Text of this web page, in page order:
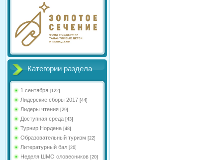
Категории раздела
1 сентября [122]
Лидерские сборы 2017 [44]
Лидеры чтения [29]
Доступная среда [43]
Турнир Нордена [48]
Образовательный туризм [22]
Литературный бал [26]
Неделя ШМО словесников [20]